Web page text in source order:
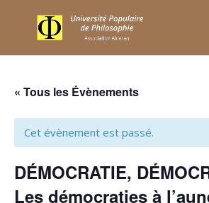
« Tous les Évènements
Cet évènement est passé.
DÉMOCRATIE,
Les démocraties à